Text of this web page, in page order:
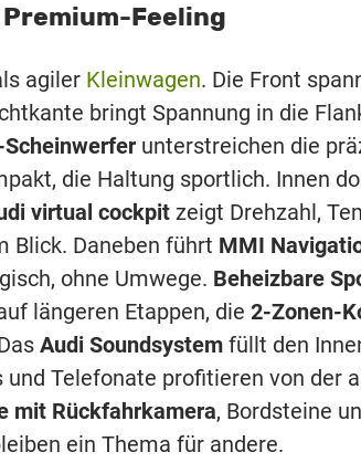
Feeling
agiler Kleinwagen. Die Front
bringt Spannung in die
unterstreichen die
die Haltung sportlich. Innen
virtual cockpit zeigt Drehzahl,
Blick. Daneben führt MMI
ohne Umwege. Beheizbare
längeren Etappen, die 2-Zonen-
Audi Soundsystem füllt den
Telefonate profitieren von der
mit Rückfahrkamera, Bordsteine
ein Thema für andere.